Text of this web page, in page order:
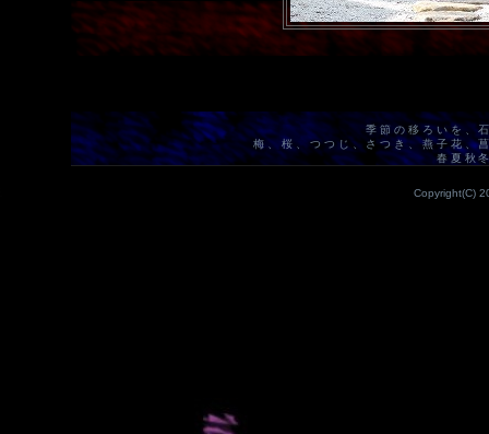
季節の移ろいを、
梅、桜、つつじ、さつき、燕子花、
春夏秋
Copyright(C)